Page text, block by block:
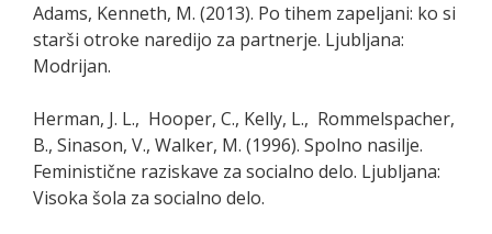
Adams, Kenneth, M. (2013). Po tihem zapeljani: ko si
starši otroke naredijo za partnerje. Ljubljana:
Modrijan.
Herman, J. L., Hooper, C., Kelly, L., Rommelspacher,
B., Sinason, V., Walker, M. (1996). Spolno nasilje.
Feministične raziskave za socialno delo. Ljubljana:
Visoka šola za socialno delo.